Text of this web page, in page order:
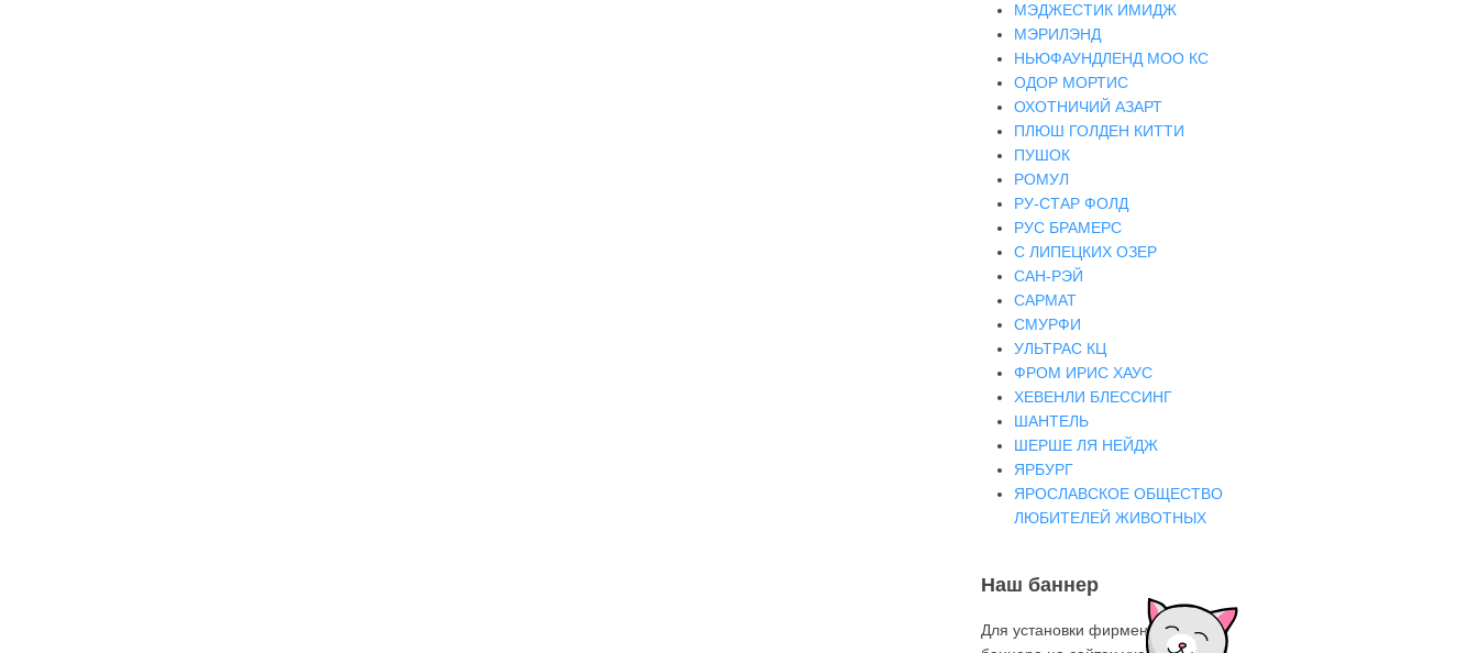
МЭДЖЕСТИК ИМИДЖ
МЭРИЛЭНД
НЬЮФАУНДЛЕНД МОО КС
ОДОР МОРТИС
ОХОТНИЧИЙ АЗАРТ
ПЛЮШ ГОЛДЕН КИТТИ
ПУШОК
РОМУЛ
РУ-СТАР ФОЛД
РУС БРАМЕРС
С ЛИПЕЦКИХ ОЗЕР
САН-РЭЙ
САРМАТ
СМУРФИ
УЛЬТРАС КЦ
ФРОМ ИРИС ХАУС
ХЕВЕНЛИ БЛЕССИНГ
ШАНТЕЛЬ
ШЕРШЕ ЛЯ НЕЙДЖ
ЯРБУРГ
ЯРОСЛАВСКОЕ ОБЩЕСТВО
ЛЮБИТЕЛЕЙ ЖИВОТНЫХ
Наш баннер
Для установки фирменного знака-